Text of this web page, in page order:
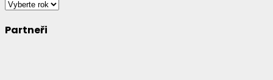
Partneři